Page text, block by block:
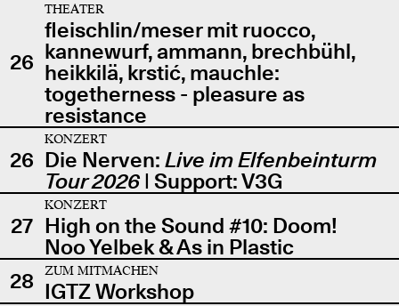
26
THEATER
fleischlin/meser mit ruocco,
kannewurf, ammann, brechbühl,
heikkilä, krstić, mauchle:
togetherness - pleasure as
resistance
26
KONZERT
Die Nerven: Live im Elfenbeinturm
Tour 2026| Support: V3G
27
KONZERT
High on the Sound #10: Doom!
Noo Yelbek & As in Plastic
28
ZUM MITMACHEN
IGTZ Workshop